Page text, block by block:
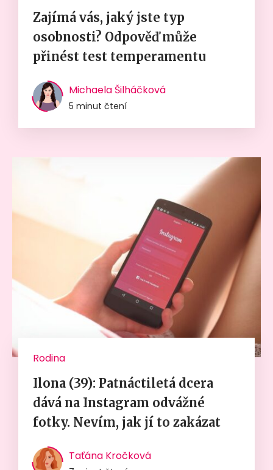
Zajímá vás, jaký jste typ
osobnosti? Odpověď může
přinést test temperamentu
Michaela Šilháčková
5 minut čtení
Rodina
Ilona (39): Patnáctiletá dcera
dává na Instagram odvážné
fotky. Nevím, jak jí to zakázat
Taťána Kročková